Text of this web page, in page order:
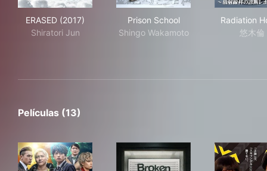
ERASED (2017)
Shiratori Jun
Prison School
Shingo Wakamoto
Radiation
悠木倫
Películas (13)